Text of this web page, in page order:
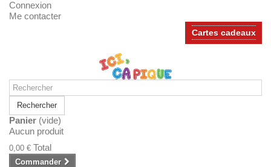
Connexion
Me contacter
Cartes cadeaux
Rechercher
Panier (vide)
Aucun produit
0,00 € Total
Commander